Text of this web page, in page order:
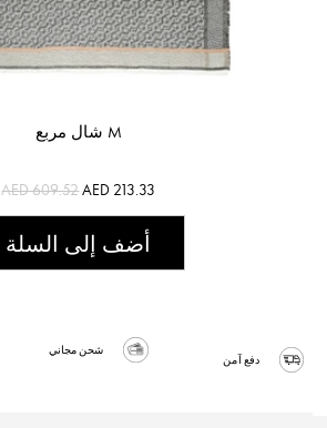
شال مربع M
AED 609.52AED 213.33
أضف إلى السلة